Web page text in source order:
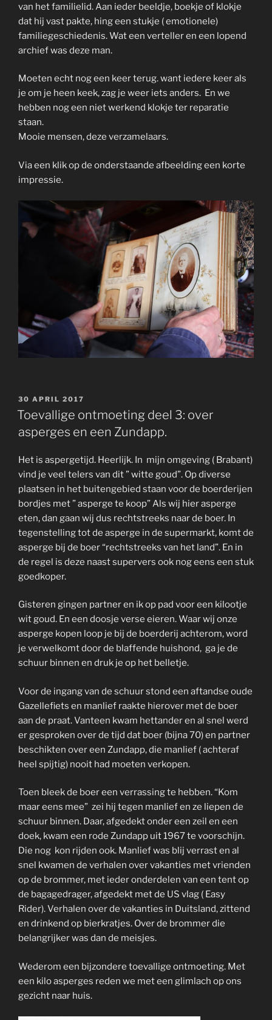
van het familielid. Aan ieder beeldje, boekje of klokje
dat hij vast pakte, hing een stukje ( emotionele)
familiegeschiedenis. Wat een verteller en een lopend
archief was deze man.
Moeten echt nog een keer terug. want iedere keer als
je om je heen keek, zag je weer iets anders. En we
hebben nog een niet werkend klokje ter reparatie
staan.
Mooie mensen, deze verzamelaars.
Via een klik op de onderstaande afbeelding een korte
impressie.
GEPLAATST
OP
30 APRIL 2017
Toevallige ontmoeting deel 3: over
asperges en een Zundapp.
Het is aspergetijd. Heerlijk. In mijn omgeving ( Brabant)
vind je veel telers van dit ” witte goud”. Op diverse
plaatsen in het buitengebied staan voor de boerderijen
bordjes met ” asperge te koop” Als wij hier asperge
eten, dan gaan wij dus rechtstreeks naar de boer. In
tegenstelling tot de asperge in de supermarkt, komt de
asperge bij de boer “rechtstreeks van het land”. En in
de regel is deze naast supervers ook nog eens een stuk
goedkoper.
Gisteren gingen partner en ik op pad voor een kilootje
wit goud. En een doosje verse eieren. Waar wij onze
asperge kopen loop je bij de boerderij achterom, word
je verwelkomt door de blaffende huishond, ga je de
schuur binnen en druk je op het belletje.
Voor de ingang van de schuur stond een aftandse oude
Gazellefiets en manlief raakte hierover met de boer
aan de praat. Vanteen kwam hettander en al snel werd
er gesproken over de tijd dat boer (bijna 70) en partner
beschikten over een Zundapp, die manlief ( achteraf
heel spijtig) nooit had moeten verkopen.
Toen bleek de boer een verrassing te hebben. “Kom
maar eens mee” zei hij tegen manlief en ze liepen de
schuur binnen. Daar, afgedekt onder een zeil en een
doek, kwam een rode Zundapp uit 1967 te voorschijn.
Die nog kon rijden ook. Manlief was blij verrast en al
snel kwamen de verhalen over vakanties met vrienden
op de brommer, met ieder onderdelen van een tent op
de bagagedrager, afgedekt met de US vlag ( Easy
Rider). Verhalen over de vakanties in Duitsland, zittend
en drinkend op bierkratjes. Over de brommer die
belangrijker was dan de meisjes.
Wederom een bijzondere toevallige ontmoeting. Met
een kilo asperges reden we met een glimlach op ons
gezicht naar huis.